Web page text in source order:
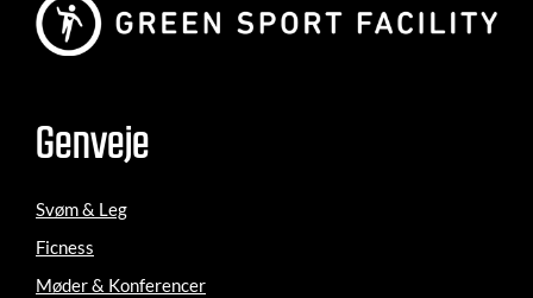
Genveje
Svøm & Leg
Ficness
Møder & Konferencer